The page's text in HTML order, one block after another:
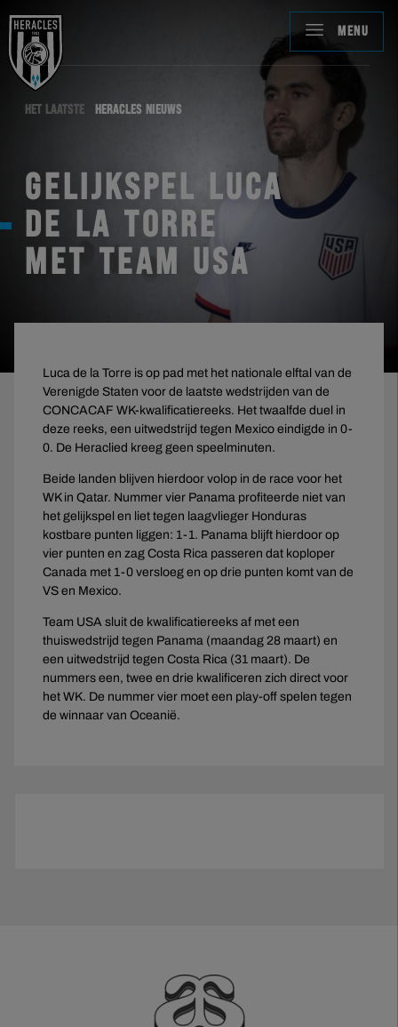
MENU
HET LAATSTE HERACLES NIEUWS
GELIJKSPEL LUCA
DE LA TORRE
MET TEAM USA
Luca de la Torre is op pad met het nationale elftal van de
Verenigde Staten voor de laatste wedstrijden van de
CONCACAF WK-kwalificatiereeks. Het twaalfde duel in
deze reeks, een uitwedstrijd tegen Mexico eindigde in 0-
0. De Heraclied kreeg geen speelminuten.
Beide landen blijven hierdoor volop in de race voor het
WK in Qatar. Nummer vier Panama profiteerde niet van
het gelijkspel en liet tegen laagvlieger Honduras
kostbare punten liggen: 1-1. Panama blijft hierdoor op
vier punten en zag Costa Rica passeren dat koploper
Canada met 1-0 versloeg en op drie punten komt van de
VS en Mexico.
Team USA sluit de kwalificatiereeks af met een
thuiswedstrijd tegen Panama (maandag 28 maart) en
een uitwedstrijd tegen Costa Rica (31 maart). De
nummers een, twee en drie kwalificeren zich direct voor
het WK. De nummer vier moet een play-off spelen tegen
de winnaar van Oceanië.